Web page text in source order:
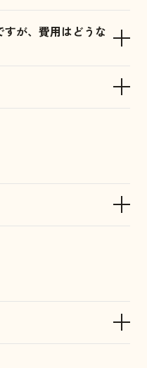
が、費用はどうな